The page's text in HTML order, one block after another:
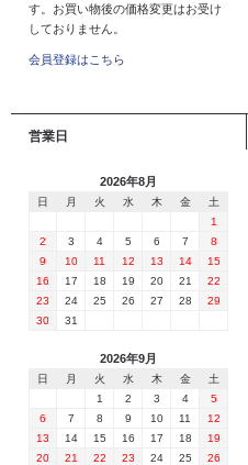
す。お買い物後の価格変更はお受け
しておりません。
会員登録はこちら
営業日
2026年8月
日 月 火 水 木 金
土
1
2
3 4 5 6 7
8
9
10 11 12 13 14
15
16
17 18 19 20 21
22
23
24 25 26 27 28
29
30
31
2026年9月
日 月 火 水 木 金
土
1
2 3 4
5
6
7 8 9 10 11
12
13
14 15 16 17 18
19
20
21 22 23 24 25
26